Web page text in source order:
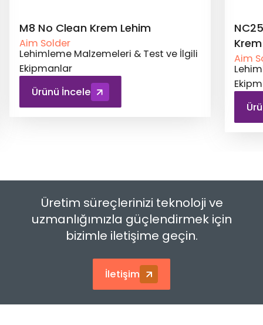
NC257MD Jet Baskı No Clean
Krem Lehim
Aim Solder
Lehimleme Malzemeleri & Test ve İlgili
Ekipmanlar
Ürünü İncele
Aim
Üretim süreçlerinizi teknoloji ve
uzmanlığımızla güçlendirmek için
bizimle iletişime geçin.
İletişim